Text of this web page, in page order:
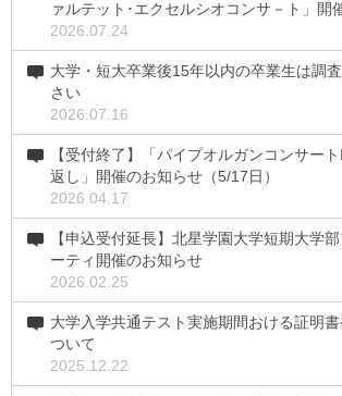
ァルテット･エクセルシオコンサ－ト」開
2026.07.24
大学・短大卒業後15年以内の卒業生は調
さい
2026.07.16
【受付終了】「パイプオルガンコンサー
返し」開催のお知らせ（5/17日）
2026.04.17
【申込受付延長】北星学園大学短期大学
ーティ開催のお知らせ
2026.02.25
大学入学共通テスト実施期間おける証明
ついて
2025.12.22